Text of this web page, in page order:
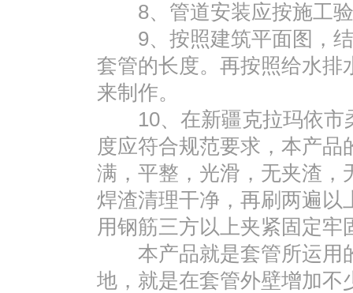
8、管道安装应按施工验
9、按照建筑平面图，结
套管的长度。再按照给水排
来制作。
10、在新疆克拉玛依市
度应符合规范要求，本产
满，平整，光滑，无夹渣，
焊渣清理干净，再刷两遍以
用钢筋三方以上夹紧固定牢
本产品就是套管所运用
地，就是在套管外壁增加不